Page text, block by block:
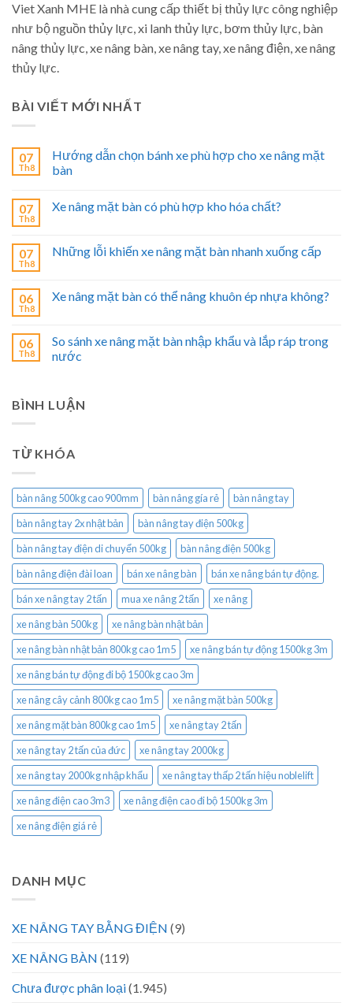
Viet Xanh MHE là nhà cung cấp thiết bị thủy lực công nghiệp
như bộ nguồn thủy lực, xi lanh thủy lực, bơm thủy lực, bàn
nâng thủy lực, xe nâng bàn, xe nâng tay, xe nâng điện, xe nâng
thủy lực.
BÀI VIẾT MỚI NHẤT
07
Th8
Hướng dẫn chọn bánh xe phù hợp cho xe nâng mặt
bàn
07
Th8
Xe nâng mặt bàn có phù hợp kho hóa chất?
07
Th8
Những lỗi khiến xe nâng mặt bàn nhanh xuống cấp
06
Th8
Xe nâng mặt bàn có thể nâng khuôn ép nhựa không?
06
Th8
So sánh xe nâng mặt bàn nhập khẩu và lắp ráp trong
nước
BÌNH LUẬN
TỪ KHÓA
bàn nâng 500kg cao 900mm bàn nâng gía rẻ
bàn nâng tay
bàn nâng tay 2x nhật bản
bàn nâng tay điện 500kg
bàn nâng tay điện di chuyển 500kg
bàn nâng điện 500kg
bàn nâng điện đài loan
bán xe nâng bàn
bán xe nâng bán tự động.
bán xe nâng tay 2 tấn
mua xe nâng 2 tấn
xe nâng
xe nâng bàn 500kg
xe nâng bàn nhật bản
xe nâng bàn nhật bản 800kg cao 1m5
xe nâng bán tự động 1500kg 3m
xe nâng bán tự động đi bộ 1500kg cao 3m
xe nâng cây cảnh 800kg cao 1m5
xe nâng mặt bàn 500kg
xe nâng mặt bàn 800kg cao 1m5
xe nâng tay 2 tấn
xe nâng tay 2 tấn của đức
xe nâng tay 2000kg
xe nâng tay 2000kg nhập khẩu
xe nâng tay thấp 2 tấn hiệu noblelift
xe nâng điện cao 3m3
xe nâng điện cao đi bộ 1500kg 3m
xe nâng điện giá rẻ
DANH MỤC
XE NÂNG TAY BẰNG ĐIỆN (9)
XE NÂNG BÀN (119)
Chưa được phân loại(1.945)